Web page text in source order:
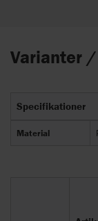
Varianter
Specifikationer
Material